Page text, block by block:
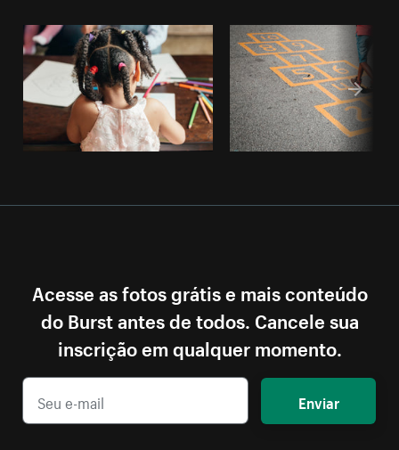
Acesse as fotos grátis e mais conteúdo
do Burst antes de todos. Cancele sua
inscrição em qualquer momento.
Enviar